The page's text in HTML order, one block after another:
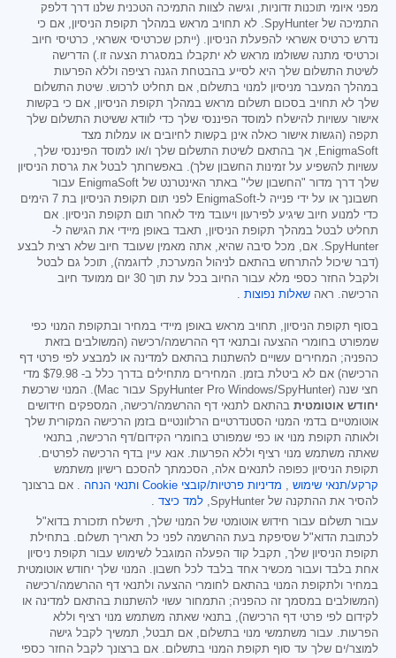
מפני איומי תוכנות זדוניות, וגישה לצוות התמיכה הטכנית שלנו דרך דלפק
התמיכה של SpyHunter. לא תחויב מראש במהלך תקופת הניסיון, אם כי
נדרש כרטיס אשראי להפעלת הניסיון. (ייתכן שכרטיסי אשראי, כרטיסי חיוב
וכרטיסי מתנה ששולמו מראש לא יתקבלו במסגרת הצעה זו.) הדרישה
לשיטת התשלום שלך היא לסייע בהבטחת הגנה רציפה וללא הפרעות
במהלך המעבר מניסיון למנוי בתשלום, אם תחליט לרכוש. שיטת התשלום
שלך לא תחויב בסכום תשלום מראש במהלך תקופת הניסיון, אם כי בקשות
אישור עשויות להישלח למוסד הפיננסי שלך כדי לוודא ששיטת התשלום שלך
תקפה (הגשות אישור כאלה אינן בקשות לחיובים או עמלות מצד
EnigmaSoft, אך בהתאם לשיטת התשלום שלך ו/או למוסד הפיננסי שלך,
עשויות להשפיע על זמינות החשבון שלך). באפשרותך לבטל את גרסת הניסיון
שלך דרך מדור "החשבון שלי" באתר האינטרנט של EnigmaSoft עבור
חשבונך או על ידי פנייה ל-EnigmaSoft לפני תום תקופת הניסיון בת 7 הימים
כדי למנוע חיוב שיגיע לפירעון ויעובד מיד לאחר תום תקופת הניסיון. אם
תחליט לבטל במהלך תקופת הניסיון, תאבד באופן מיידי את הגישה ל-
SpyHunter. אם, מכל סיבה שהיא, אתה מאמין שעובד חיוב שלא רצית לבצע
(דבר שיכול להתרחש בהתאם לניהול המערכת, לדוגמה), תוכל גם לבטל
ולקבל החזר כספי מלא עבור החיוב בכל עת תוך 30 יום ממועד חיוב
הרכישה. ראה שאלות נפוצות .
בסוף תקופת הניסיון, תחויב מראש באופן מיידי במחיר ובתקופת המנוי כפי
שמפורט בחומרי ההצעה ובתנאי דף ההרשמה/רכישה (המשולבים בזאת
כהפניה; המחירים עשויים להשתנות בהתאם למדינה או למבצע לפי פרטי דף
הרכישה) אם לא ביטלת בזמן. המחירים מתחילים בדרך כלל ב- $79.98 מדי
חצי שנה (SpyHunter Pro Windows/SpyHunter עבור Mac). המנוי שרכשת
יחודש אוטומטית בהתאם לתנאי דף ההרשמה/רכישה, המספקים חידושים
אוטומטיים בדמי המנוי הסטנדרטיים הרלוונטיים בזמן הרכישה המקורית שלך
ולאותה תקופת מנוי או כפי שמפורט בחומרי הקידום/דף הרכישה, בתנאי
שאתה משתמש מנוי רציף וללא הפרעות. אנא עיין בדף הרכישה לפרטים.
תקופת הניסיון כפופה לתנאים אלה, הסכמתך להסכם רישיון משתמש
קרקע/תנאי שימוש , מדיניות פרטיות/קובצי Cookie ותנאי הנחה . אם ברצונך
להסיר את ההתקנה של SpyHunter,
למד כיצד .
עבור תשלום עבור חידוש אוטומטי של המנוי שלך, תישלח תזכורת בדוא"ל
לכתובת הדוא"ל שסיפקת בעת ההרשמה לפני כל תאריך תשלום. בתחילת
תקופת הניסיון שלך, תקבל קוד הפעלה המוגבל לשימוש עבור תקופת ניסיון
אחת בלבד ועבור מכשיר אחד בלבד לכל חשבון. המנוי שלך יחודש אוטומטית
במחיר ולתקופת המנוי בהתאם לחומרי ההצעה ולתנאי דף ההרשמה/רכישה
(המשולבים במסמך זה כהפניה; התמחור עשוי להשתנות בהתאם למדינה או
לקידום לפי פרטי דף הרכישה), בתנאי שאתה משתמש מנוי רציף וללא
הפרעות. עבור משתמשי מנוי בתשלום, אם תבטל, תמשיך לקבל גישה
למוצר/ים שלך עד סוף תקופת המנוי בתשלום. אם ברצונך לקבל החזר כספי